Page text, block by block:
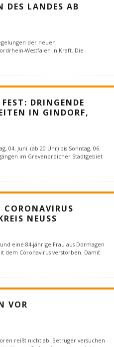
DES LANDES AB
der neuen
Westfalen in Kraft. Die
DRINGENDE
IN GINDORF,
04. Juni. (ab 20 Uhr) bis Sonntag, 06.
im Grevenbroicher Stadtgebiet
NEUSS
eine 84-jährige Frau aus Dormagen
dem Coronavirus verstorben. Damit
VOR
reißt nicht ab. Betrüger versuchen